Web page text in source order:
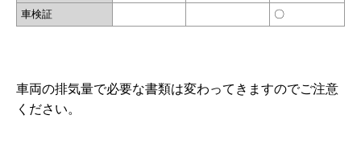
車検証
〇
車両の排気量で必要な書類は変わってきますのでご注意
ください。